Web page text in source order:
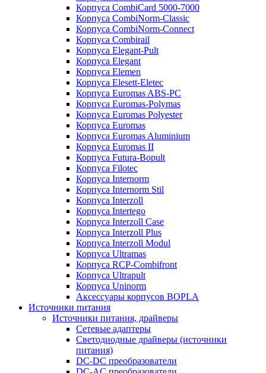
Корпуса CombiCard 5000-7000
Корпуса CombiNorm-Classic
Корпуса CombiNorm-Connect
Корпуса Combirail
Корпуса Elegant-Pult
Корпуса Elegant
Корпуса Elemen
Корпуса Elesett-Eletec
Корпуса Euromas ABS-PC
Корпуса Euromas-Polymas
Корпуса Euromas Polyester
Корпуса Euromas
Корпуса Euromas Aluminium
Корпуса Euromas II
Корпуса Futura-Bopult
Корпуса Filotec
Корпуса Internorm
Корпуса Internorm Stil
Корпуса Interzoll
Корпуса Intertego
Корпуса Interzoll Case
Корпуса Interzoll Plus
Корпуса Interzoll Modul
Корпуса Ultramas
Корпуса RCP-Combifront
Корпуса Ultrapult
Корпуса Uninorm
Аксессуары корпусов BOPLA
Источники питания
Источники питания, драйверы
Сетевые адаптеры
Светодиодные драйверы (источники
питания)
DC-DC преобразователи